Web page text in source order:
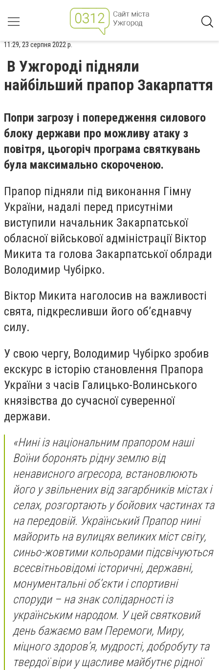
11:29, 23 серпня 2022 р.
В Ужгороді підняли
найбільший прапор Закарпаття
Попри загрозу і попередження силового
блоку держави про можливу атаку з
повітря, цьогоріч програма святкувань
була максимально скороченою.
Прапор підняли під виконання Гімну
України, надалі перед присутніми
виступили начальник Закарпатської
обласної військової адміністрації Віктор
Микита та голова Закарпатської облради
Володимир Чубірко.
Віктор Микита наголосив на важливості
свята, підкресливши його об’єднавчу
силу.
У свою чергу, Володимир Чубірко зробив
екскурс в історію становлення Прапора
України з часів Галицько-Волинського
князівства до сучасної суверенної
держави.
«Нині із національним прапором наші
Воїни боронять рідну землю від
ненависного агресора, встановлюють
його у звільнених від загарбників містах і
селах, розгортають у бойових частинах та
на передовій. Український Прапор нині
майорить на вулицях великих міст світу,
синьо-жовтими кольорами підсвічуються
всесвітньовідомі історичні, державні,
монументальні об’єкти і спортивні
споруди – на знак солідарності із
українським народом. У цей святковий
день бажаємо вам Перемоги, Миру,
міцного здоров’я, мудрості, добробуту та
твердої віри у щасливе майбутнє рідної